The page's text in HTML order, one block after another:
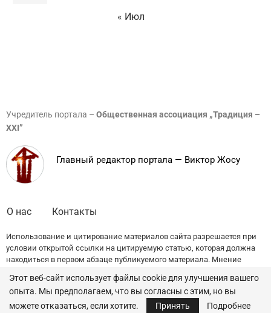
« Июл
Учредитель портала – Общественная ассоциация „Традиция –
XXI”
Главный редактор портала — Виктор Жосу
О нас Контакты
Использование и цитирование материалов сайта разрешается при
условии открытой ссылки на цитируемую статью, которая должна
находиться в первом абзаце публикуемого материала. Мнение
© 2022 — All Rights Reserved. Traditia.md
Этот веб-сайт использует файлы cookie для улучшения вашего
опыта. Мы предполагаем, что вы согласны с этим, но вы
можете отказаться, если хотите.
Принять Подробнее